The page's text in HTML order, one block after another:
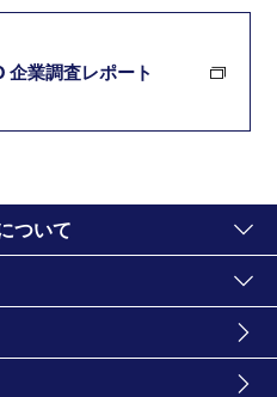
企業調査レポート
ついて